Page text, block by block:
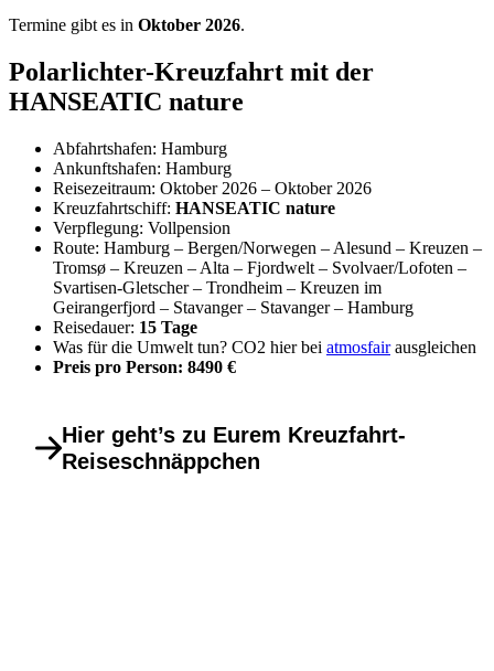
Termine gibt es in Oktober 2026.
Polarlichter-Kreuzfahrt mit der
HANSEATIC nature
Abfahrtshafen: Hamburg
Ankunftshafen: Hamburg
Reisezeitraum: Oktober 2026 – Oktober 2026
Kreuzfahrtschiff: HANSEATIC nature
Verpflegung: Vollpension
Route: Hamburg – Bergen/Norwegen – Alesund – Kreuzen –
Tromsø – Kreuzen – Alta – Fjordwelt – Svolvaer/Lofoten –
Svartisen-Gletscher – Trondheim – Kreuzen im
Geirangerfjord – Stavanger – Stavanger – Hamburg
Reisedauer: 15 Tage
Was für die Umwelt tun? CO2 hier bei atmosfairausgleichen
Preis pro Person: 8490 €
Hier geht’s zu Eurem Kreuzfahrt-
Reiseschnäppchen